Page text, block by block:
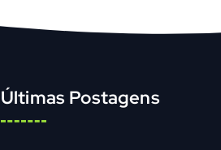
Últimas Postagens